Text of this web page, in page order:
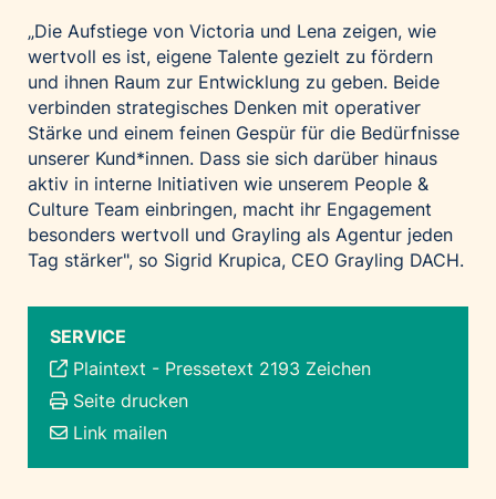
„Die Aufstiege von Victoria und Lena zeigen, wie
wertvoll es ist, eigene Talente gezielt zu fördern
und ihnen Raum zur Entwicklung zu geben. Beide
verbinden strategisches Denken mit operativer
Stärke und einem feinen Gespür für die Bedürfnisse
unserer Kund*innen. Dass sie sich darüber hinaus
aktiv in interne Initiativen wie unserem People &
Culture Team einbringen, macht ihr Engagement
besonders wertvoll und Grayling als Agentur jeden
Tag stärker", so Sigrid Krupica, CEO Grayling DACH.
SERVICE
Plaintext - Pressetext 2193 Zeichen
Seite drucken
Link mailen